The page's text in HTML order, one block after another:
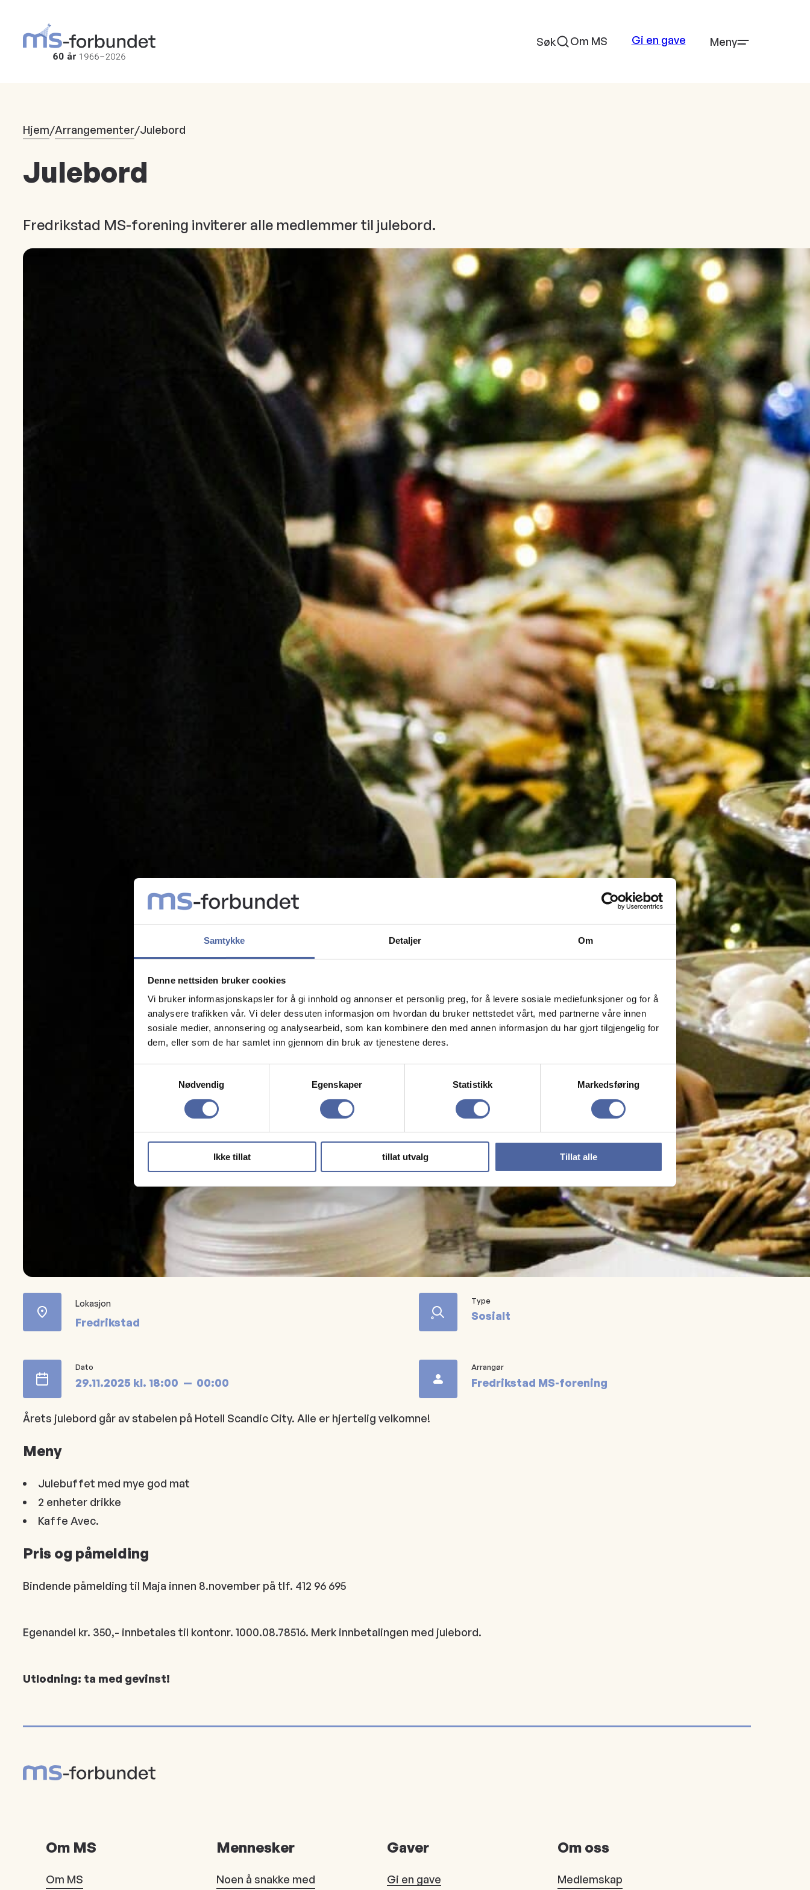
Samtykke Detaljer Om
Denne nettsiden bruker cookies
Vi bruker informasjonskapsler for å gi innhold og annonser et personlig preg, for å levere sosiale mediefunksjoner og for å
analysere trafikken vår. Vi deler dessuten informasjon om hvordan du bruker nettstedet vårt, med partnerne våre innen
sosiale medier, annonsering og analysearbeid, som kan kombinere den med annen informasjon du har gjort tilgjengelig for
dem, eller som de har samlet inn gjennom din bruk av tjenestene deres.
Nødvendig
Egenskaper Statistikk Markedsføring
Ikke tillat tillat utvalg Tillat alle
hovedinnhold
Søk Om MS Gi en gave Meny
Hjem/Arrangementer/Julebord
Julebord
Fredrikstad MS-forening inviterer alle medlemmer til julebord.
Lokasjon
Fredrikstad
Type
Sosialt
Dato
29.11.2025 kl. 18:00 00:00
Arrangør
Fredrikstad MS-forening
Årets julebord går av stabelen på Hotell Scandic City. Alle er hjertelig velkomne!
Meny
Julebuffet med mye god mat
2 enheter drikke
Kaffe Avec.
Pris og påmelding
Bindende påmelding til Maja innen 8.november på tlf. 412 96 695
Egenandel kr. 350,- innbetales til kontonr. 1000.08.78516. Merk innbetalingen med julebord.
Utlodning: ta med gevinst!
Om MS
Om MS
Mennesker
Noen å snakke med
Gaver
Gi en gave
Om oss
Medlemskap